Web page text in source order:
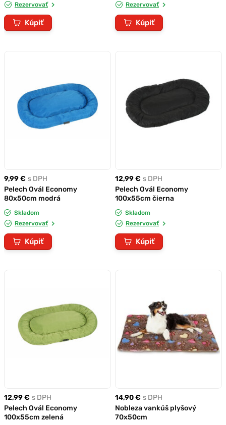
Rezervovať
Kúpiť
Rezervovať
Kúpiť
9,99 € s DPH
Pelech Ovál Economy
80x50cm modrá
Skladom
Rezervovať
Kúpiť
12,99 € s DPH
Pelech Ovál Economy
100x55cm čierna
Skladom
Rezervovať
Kúpiť
12,99 € s DPH
Pelech Ovál Economy
100x55cm zelená
14,90 € s DPH
Nobleza vankúš plyšový
70x50cm